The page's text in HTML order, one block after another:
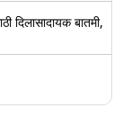
दिलासादायक बातमी,